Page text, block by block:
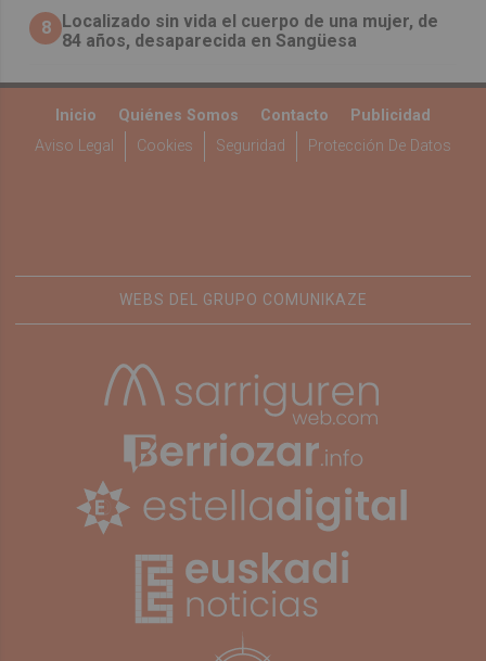
8 Localizado sin vida el cuerpo de una mujer, de
84 años, desaparecida en Sangüesa
Inicio Quiénes Somos Contacto
Publicidad
Aviso Legal
Cookies Seguridad Protección De Datos
WEBS DEL GRUPO COMUNIKAZE